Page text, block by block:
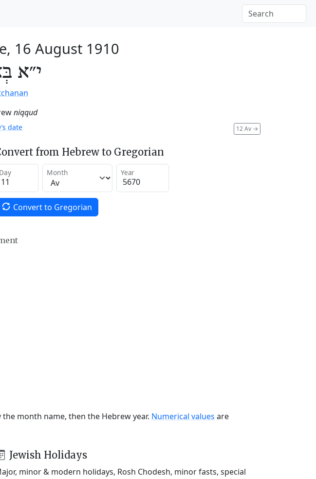
16 August 1910
י״א
niqqud
12 Av →
date
from Hebrew to Gregorian
Day Month Year
Convert to Gregorian
month name, then the Hebrew year. Numerical values are
Jewish Holidays
minor & modern holidays, Rosh Chodesh, minor fasts, special